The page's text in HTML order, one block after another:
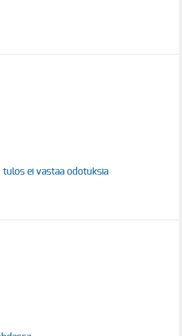
ei vastaa odotuksia